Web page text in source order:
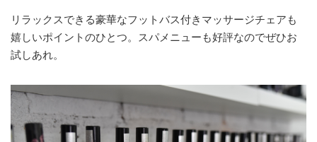
リラックスできる豪華なフットバス付きマッサージチェアも
嬉しいポイントのひとつ。スパメニューも好評なのでぜひお
試しあれ。